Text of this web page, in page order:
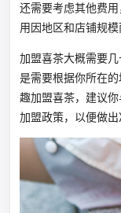
还需要考虑其他费
用因地区和店铺规
加盟喜茶大概需要
是需要根据你所在
趣加盟喜茶，建议
加盟政策，以便做出